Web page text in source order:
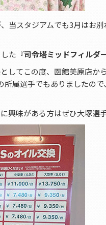
当スタジアムでも3月はお
た 『司令塔ミッドフィルダ
してこの度、函館美原店か
属選手でもありましたの
興味がある方はぜひ大塚選